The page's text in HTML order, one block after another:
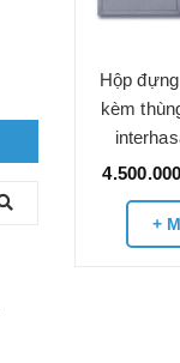
Hộp
kèm
+